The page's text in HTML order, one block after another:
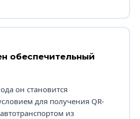
обеспечительный
он становится
для получения QR-
из